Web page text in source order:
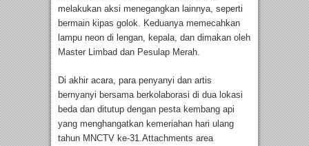
melakukan aksi menegangkan lainnya, seperti
bermain kipas golok. Keduanya memecahkan
lampu neon di lengan, kepala, dan dimakan oleh
Master Limbad dan Pesulap Merah.
Di akhir acara, para penyanyi dan artis
bernyanyi bersama berkolaborasi di dua lokasi
beda dan ditutup dengan pesta kembang api
yang menghangatkan kemeriahan hari ulang
tahun MNCTV ke-31.Attachments area